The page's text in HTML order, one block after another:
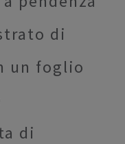
di
un foglio
di